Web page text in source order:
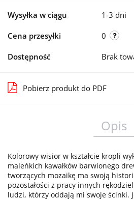
Wysyłka w ciągu 1-3 dni
Cena przesyłki 0
Dostępność Brak
Pobierz produkt do PDF
Opis
Kolorowy wisior w kształcie kropli
maleńkich kawałków barwionego
tworzących mozaikę ma swoją
pozostałości z pracy innych
ludzi, którzy oddają mi swoje ścinki.